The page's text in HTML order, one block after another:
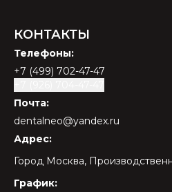
КОНТАКТЫ
Телефоны:
+7 (499) 702-47-47
Почта:
dentalneo@yandex.ru
Адрес:
Город Москва,
График: